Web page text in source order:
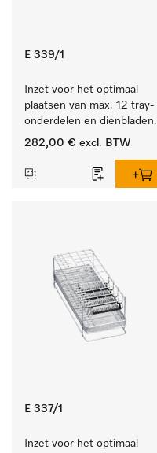
E 339/1
Inzet voor het optimaal
plaatsen van max. 12 tray-
onderdelen en dienbladen.
282,00 € excl. BTW
E 337/1
Inzet voor het optimaal